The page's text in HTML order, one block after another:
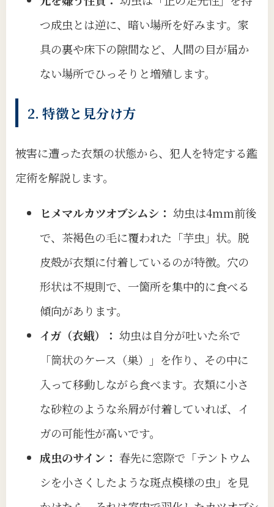
つ成虫とは逆に、暗い場所を好みます。家
具の裏や床下の隙間など、人間の目が届か
ない場所でひっそりと増殖します。
2. 特徴と見分け方
被害に遭った衣類の状態から、犯人を特定する鑑
定術を解説します。
ヒメマルカツオブシムシ： 幼虫は4mm前後
で、茶褐色の毛に覆われた「芋虫」状。脱
皮殻が衣類に付着しているのが特徴。穴の
形状は不規則で、一箇所を集中的に食べる
傾向があります。
イガ（衣蛾）： 幼虫は自分が吐いた糸で
「筒状のケース（巣）」を作り、その中に
入って移動しながら食べます。衣類に小さ
な砂粒のような糸屑が付着していれば、イ
ガの可能性が高いです。
成虫のサイン： 春先に窓際で「テントウム
シを小さくしたような斑点模様の虫」を見